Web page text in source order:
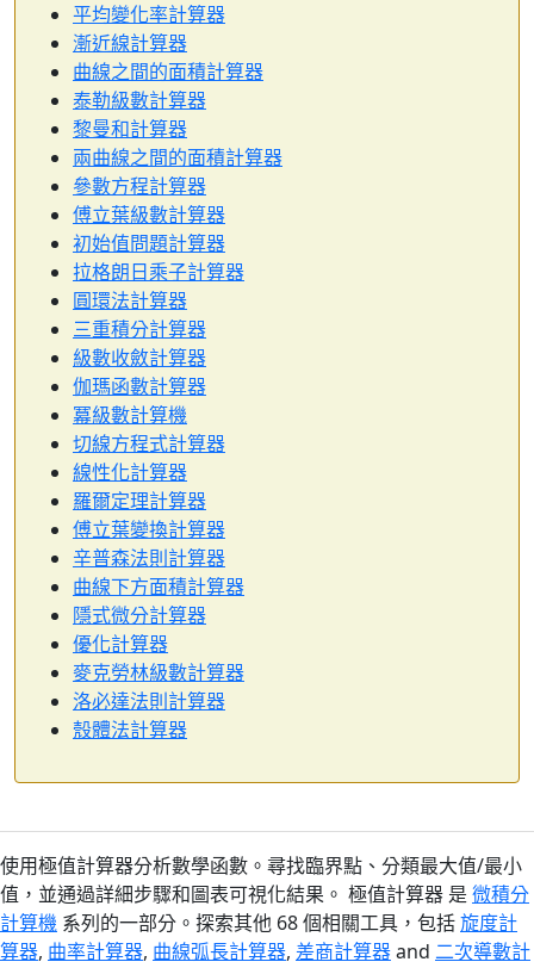
平均變化率計算器
漸近線計算器
曲線之間的面積計算器
泰勒級數計算器
黎曼和計算器
兩曲線之間的面積計算器
參數方程計算器
傅立葉級數計算器
初始值問題計算器
拉格朗日乘子計算器
圓環法計算器
三重積分計算器
級數收斂計算器
伽瑪函數計算器
冪級數計算機
切線方程式計算器
線性化計算器
羅爾定理計算器
傅立葉變換計算器
辛普森法則計算器
曲線下方面積計算器
隱式微分計算器
優化計算器
麥克勞林級數計算器
洛必達法則計算器
殼體法計算器
使用極值計算器分析數學函數。尋找臨界點、分類最大值/最小
值，並通過詳細步驟和圖表可視化結果。 極值計算器 是 微積分
計算機 系列的一部分。探索其他 68 個相關工具，包括旋度計
算器, 曲率計算器, 曲線弧長計算器, 差商計算器and 二次導數計